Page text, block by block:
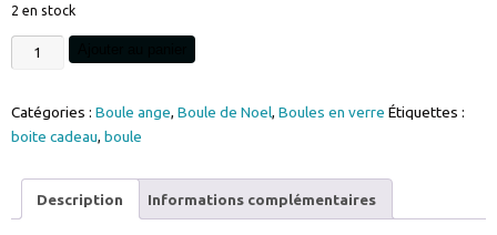
2 en stock
quantité
de
cadeau
pour
noel
Catégories : Boule ange, Boule de Noel, Boules en verre Étiquettes :
boite cadeau, boule
Description Informations complémentaires